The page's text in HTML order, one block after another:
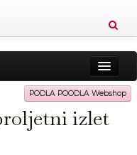
Zdravlje Vitkost
Recepti
PODLA POODLA Webshop
izlet